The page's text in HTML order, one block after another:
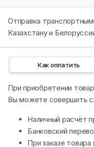
Отправка
Казахстану и
Как оплатить
При приобретении
Вы можете совершить
Наличный расчёт
Банковский
При заказе